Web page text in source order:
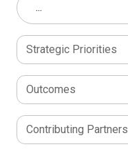
...
Strategic Priorities
Outcomes
Contributing Partners